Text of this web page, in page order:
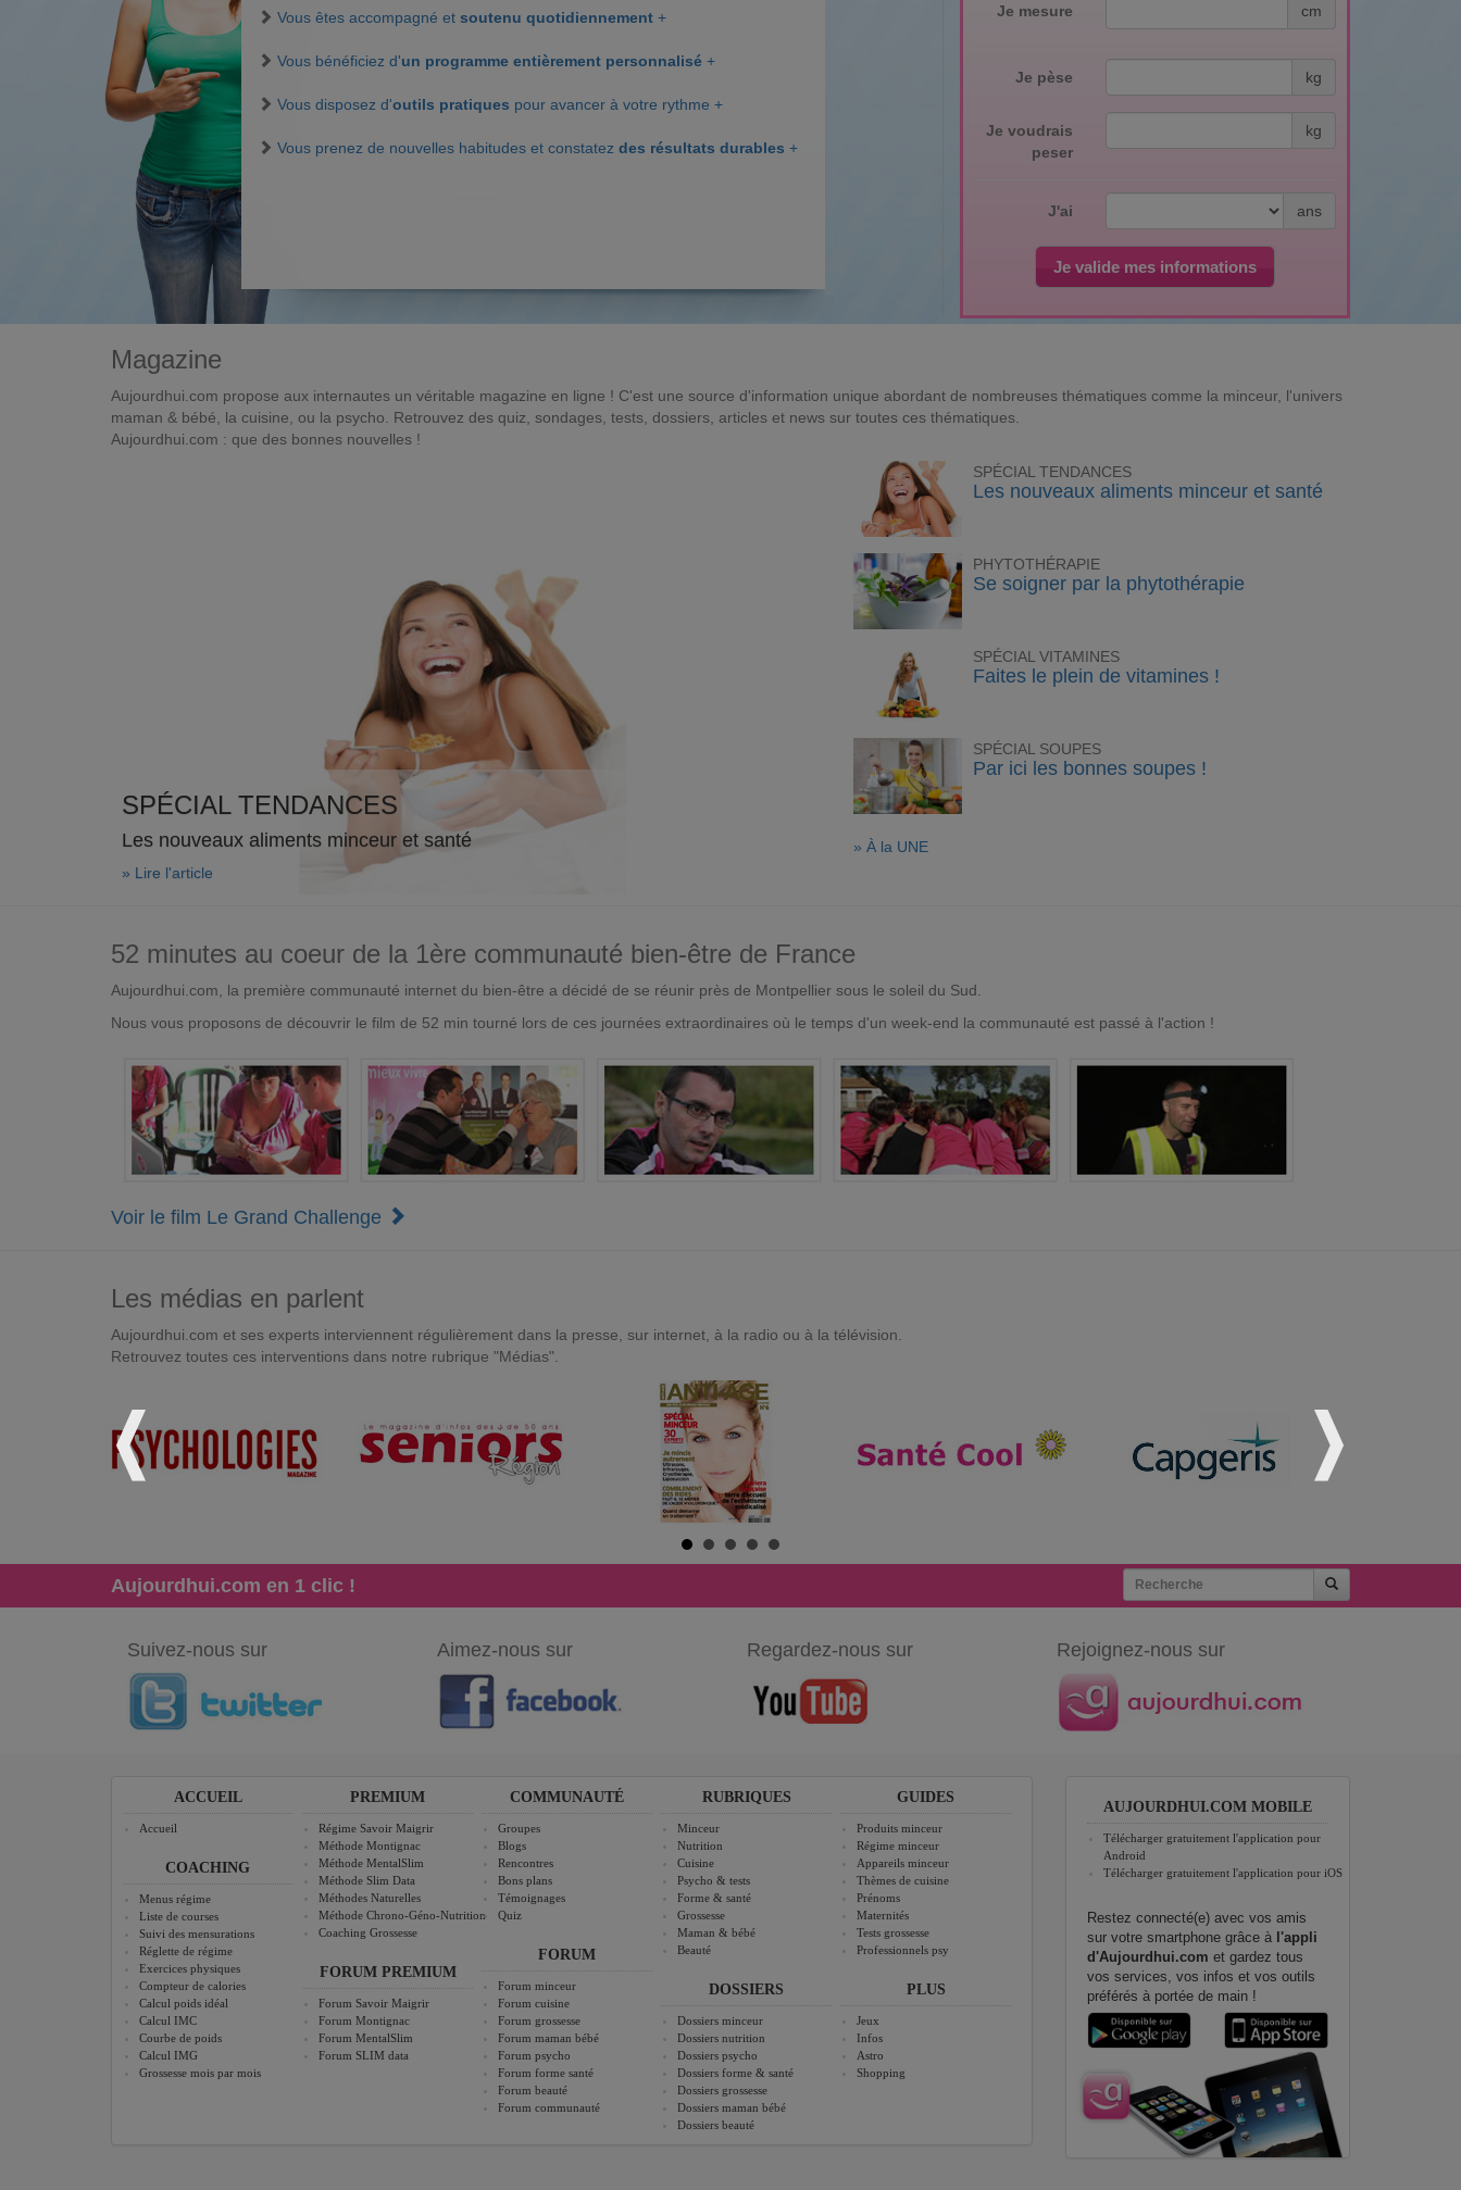
Je mesure cm
Je pèse kg
Je voudrais
peser
kg
J'ai ans
Je valide mes informations
Vous êtes accompagné et soutenu quotidiennement +
Vous bénéficiez d'un programme entièrement personnalisé +
Vous disposez d'outils pratiques pour avancer à votre rythme +
Vous prenez de nouvelles habitudes et constatez des résultats durables +
Magazine
Aujourdhui.com propose aux internautes un véritable magazine en ligne ! C'est une source d'information unique abordant de nombreuses thématiques comme la minceur, l'univers
maman & bébé, la cuisine, ou la psycho. Retrouvez des quiz, sondages, tests, dossiers, articles et news sur toutes ces thématiques.
Aujourdhui.com : que des bonnes nouvelles !
SPÉCIAL TENDANCES
Les nouveaux aliments minceur et santé
» Lire l'article
SPÉCIAL TENDANCES
Les nouveaux aliments minceur et santé
PHYTOTHÉRAPIE
Se soigner par la phytothérapie
SPÉCIAL VITAMINES
Faites le plein de vitamines !
SPÉCIAL SOUPES
Par ici les bonnes soupes !
» À la UNE
52 minutes au coeur de la 1ère communauté bien-être de France
Aujourdhui.com, la première communauté internet du bien-être a décidé de se réunir près de Montpellier sous le soleil du Sud.
Nous vous proposons de découvrir le film de 52 min tourné lors de ces journées extraordinaires où le temps d'un week-end la communauté est passé à l'action !
Voir le film Le Grand Challenge
Les médias en parlent
Aujourdhui.com et ses experts interviennent régulièrement dans la presse, sur internet, à la radio ou à la télévision.
Retrouvez toutes ces interventions dans notre rubrique "Médias".
Aujourdhui.com en 1 clic !
Suivez-nous sur Aimez-nous sur Regardez-nous sur Rejoignez-nous sur
ACCUEIL
Accueil
COACHING
Menus régime
Liste de courses
Suivi des mensurations
Réglette de régime
Exercices physiques
Compteur de calories
Calcul poids idéal
Calcul IMC
Courbe de poids
Calcul IMG
Grossesse mois par mois
PREMIUM
Régime Savoir Maigrir
Méthode Montignac
Méthode MentalSlim
Méthode Slim Data
Méthodes Naturelles
Méthode Chrono-Géno-Nutrition
Coaching Grossesse
FORUM PREMIUM
Forum Savoir Maigrir
Forum Montignac
Forum MentalSlim
Forum SLIM data
COMMUNAUTÉ
Groupes
Blogs
Rencontres
Bons plans
Témoignages
Quiz
FORUM
Forum minceur
Forum cuisine
Forum grossesse
Forum maman bébé
Forum psycho
Forum forme santé
Forum beauté
Forum communauté
RUBRIQUES
Minceur
Nutrition
Cuisine
Psycho & tests
Forme & santé
Grossesse
Maman & bébé
Beauté
DOSSIERS
Dossiers minceur
Dossiers nutrition
Dossiers psycho
Dossiers forme & santé
Dossiers grossesse
Dossiers maman bébé
Dossiers beauté
GUIDES
Produits minceur
Régime minceur
Appareils minceur
Thèmes de cuisine
Prénoms
Maternités
Tests grossesse
Professionnels psy
PLUS
Jeux
Infos
Astro
Shopping
AUJOURDHUI.COM MOBILE
Télécharger gratuitement l'application pour
Android
Télécharger gratuitement l'application pour iOS
Restez connecté(e) avec vos amis
sur votre smartphone grâce à l'appli
d'Aujourdhui.com et gardez tous
vos services, vos infos et vos outils
préférés à portée de main !